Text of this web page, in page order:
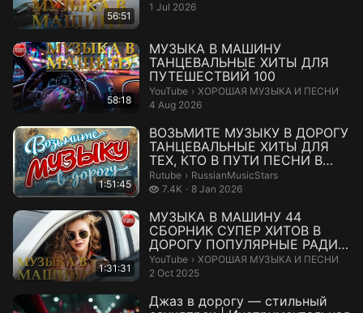
56:51
1 Jul 2026
58:18
МУЗЫКА В МАШИНУ
ТАНЦЕВАЛЬНЫЕ ХИТЫ ДЛЯ
ПУТЕШЕСТВИЙ 100
YouTube › ХОРОШАЯ МУЗЫКА И ПЕСНИ.
ХОРОШАЯ МУЗЫКА И ПЕСНИ
4 Aug 2026
1:51:45
ВОЗЬМИТЕ МУЗЫКУ В ДОРОГУ
ТАНЦЕВАЛЬНЫЕ ХИТЫ ДЛЯ
ТЕХ, КТО В ПУТИ ПЕСНИ В
ДАЛЬНЮЮ ДОРО...
Rutube › RussianMusicStars.
RussianMusicStars
7.4K
7.4 thousand views
8 Jan 2026
1:31:31
МУЗЫКА В МАШИНУ 44
СБОРНИК СУПЕР ХИТОВ В
ДОРОГУ ПОПУЛЯРНЫЕ РАДИО
ХИТЫ
YouTube › ХОРОШАЯ МУЗЫКА И ПЕСНИ.
ХОРОШАЯ МУЗЫКА И ПЕСНИ
2 Oct 2025
Джаз в дорогу — стильный